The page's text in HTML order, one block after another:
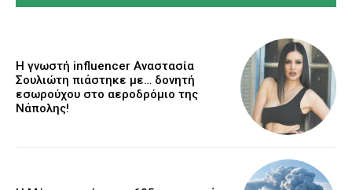
Η γνωστή influencer Αναστασία
Σουλιώτη πιάστηκε με… δονητή
εσωρούχου στο αεροδρόμιο της
Νάπολης!